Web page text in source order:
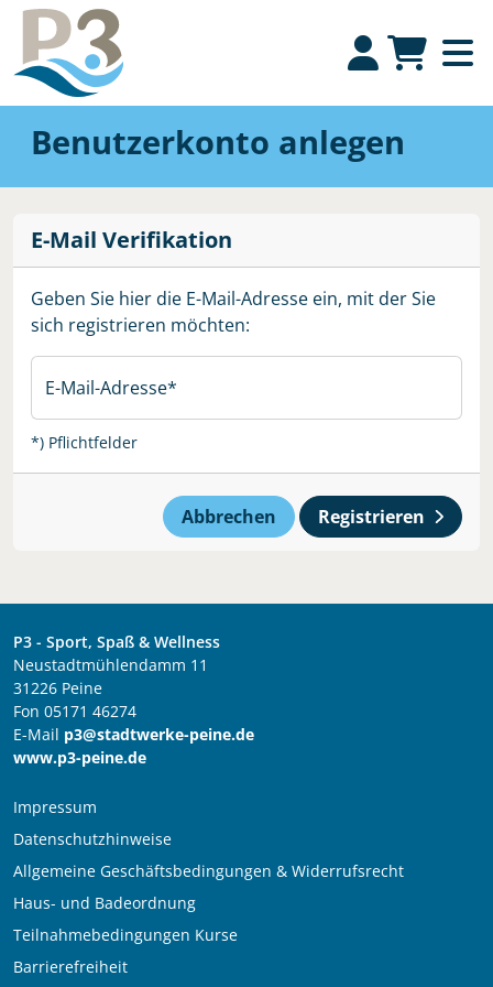
Benutzerkonto anlegen
E-Mail Verifikation
Geben Sie hier die E-Mail-Adresse ein, mit der Sie
sich registrieren möchten:
E-Mail-Adresse
*) Pflichtfelder
Abbrechen Registrieren
P3 - Sport, Spaß & Wellness
Neustadtmühlendamm 11
31226 Peine
Fon 05171 46274
E-Mail p3@stadtwerke-peine.de
www.p3-peine.de
Impressum
Datenschutzhinweise
Allgemeine Geschäftsbedingungen & Widerrufsrecht
Haus- und Badeordnung
Teilnahmebedingungen Kurse
Barrierefreiheit